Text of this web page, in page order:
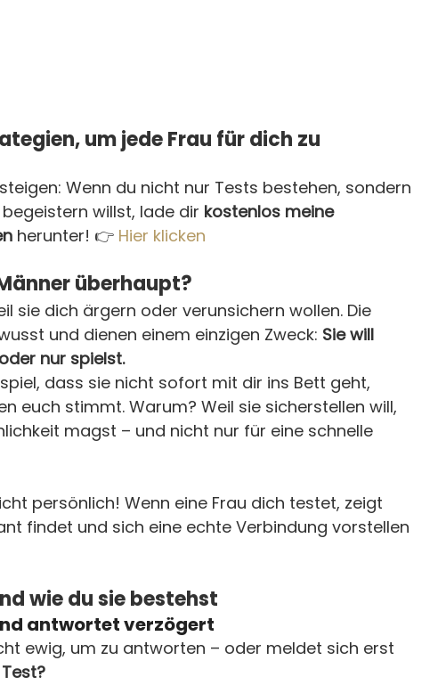
um jede Frau für dich zu
Wenn du nicht nur Tests bestehen, sondern
willst, lade dir kostenlos meine
herunter! 👉 Hier klicken
überhaupt?
sie dich ärgern oder verunsichern wollen. Die
und dienen einem einzigen Zweck: Sie will
nur spielst.
dass sie nicht sofort mit dir ins Bett geht,
euch stimmt. Warum? Weil sie sicherstellen will,
magst – und nicht nur für eine schnelle
persönlich! Wenn eine Frau dich testet, zeigt
findet und sich eine echte Verbindung vorstellen
wie du sie bestehst
antwortet verzögert
ewig, um zu antworten – oder meldet sich erst